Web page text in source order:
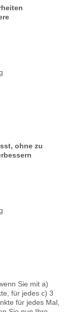
ohne zu
Sie mit a)
für jedes c) 3
für jedes Mal,